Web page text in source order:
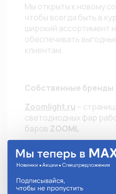
Мы открыты к новому
чтобы всегда быть в
широкий ассортимент
обеспечивать
клиентам.
Собственные бренды
Zoomlight.ru –
светодиодных фар
баров ZOOML
–
Longtek